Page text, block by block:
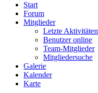
Start
Forum
Mitglieder
Letzte Aktivitäten
Benutzer online
Team-Mitglieder
Mitgliedersuche
Galerie
Kalender
Karte